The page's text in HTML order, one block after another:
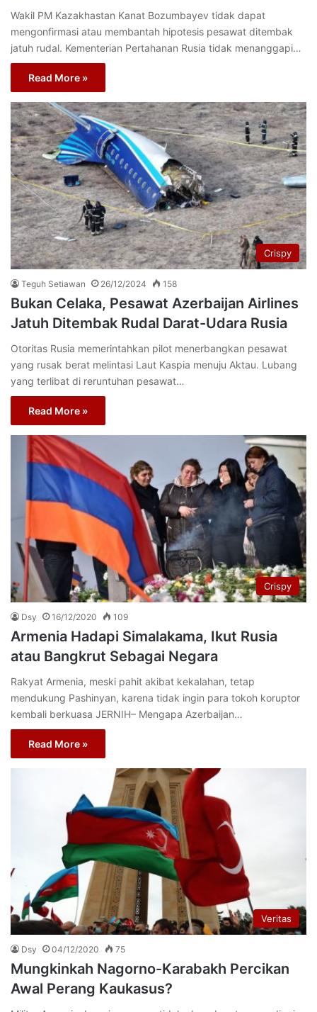
Wakil PM Kazakhastan Kanat Bozumbayev tidak dapat
mengonfirmasi atau membantah hipotesis pesawat ditembak
jatuh rudal. Kementerian Pertahanan Rusia tidak menanggapi…
Read More »
Crispy
Teguh Setiawan 26/12/2024 158
Bukan Celaka, Pesawat Azerbaijan Airlines
Jatuh Ditembak Rudal Darat-Udara Rusia
Otoritas Rusia memerintahkan pilot menerbangkan pesawat
yang rusak berat melintasi Laut Kaspia menuju Aktau. Lubang
yang terlibat di reruntuhan pesawat…
Read More »
Crispy
Dsy 16/12/2020 109
Armenia Hadapi Simalakama, Ikut Rusia
atau Bangkrut Sebagai Negara
Rakyat Armenia, meski pahit akibat kekalahan, tetap
mendukung Pashinyan, karena tidak ingin para tokoh koruptor
kembali berkuasa JERNIH– Mengapa Azerbaijan…
Read More »
Veritas
Dsy 04/12/2020 75
Mungkinkah Nagorno-Karabakh Percikan
Awal Perang Kaukasus?